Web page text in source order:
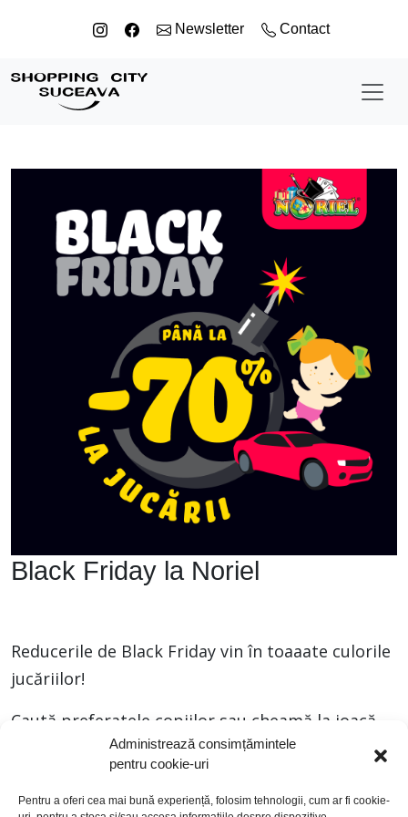
Administrează consimțămintele
pentru cookie-uri
Pentru a oferi cea mai bună experiență, folosim tehnologii, cum ar fi cookie-
Newsletter
Contact
Black Friday la Noriel
Reducerile de Black Friday vin în toaaate culorile
jucăriilor!
Caută preferatele copiilor sau cheamă la joacă
invitați-surpriză, între 2 și 17 noiembrie în
magazinele Noriel!